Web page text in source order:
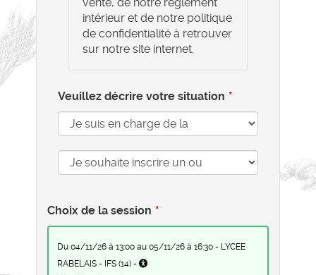
intérieur et de notre politique
de confidentialité à retrouver
sur notre site internet.
Veuillez décrire votre situation
Choix de la session
du 04/11/26 à 13:00 au 05/11/26 à 16:30 - LYCEE
RABELAIS - IFS (14) -